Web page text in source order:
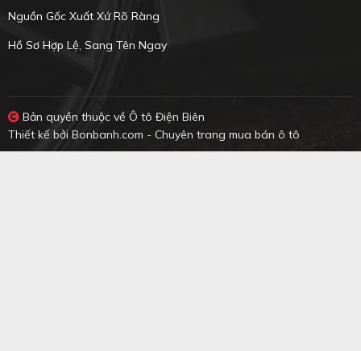
Nguồn Gốc Xuất Xứ Rõ Ràng
Hồ Sơ Hợp Lệ, Sang Tên Ngay
Bản quyền thuộc về Ô tô Điện Biên
Thiết kế bởi Bonbanh.com - Chuyên trang mua bán ô tô